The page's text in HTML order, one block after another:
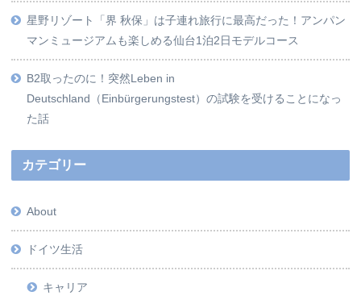
星野リゾート「界 秋保」は子連れ旅行に最高だった！アンパン
マンミュージアムも楽しめる仙台1泊2日モデルコース
B2取ったのに！突然Leben in
Deutschland（Einbürgerungstest）の試験を受けることになっ
た話
カテゴリー
About
ドイツ生活
キャリア